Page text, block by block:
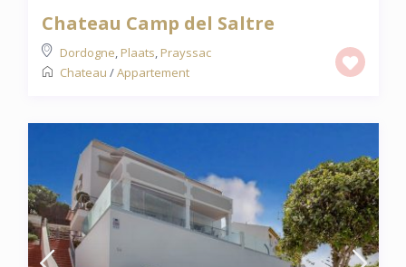
Chateau Camp del Saltre
Dordogne, Plaats, Prayssac
Chateau /Appartement